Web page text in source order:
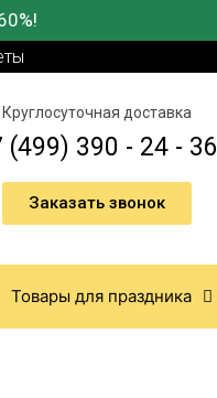
Круглосуточная доставка
(499) 390 - 24 - 36
Заказать звонок
Товары для праздника